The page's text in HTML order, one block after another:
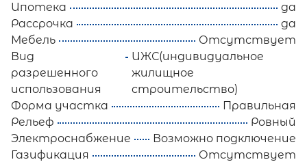
Ипотека
да
Рассрочка
да
Мебель
Отсутствует
Вид
разрешенного
использования
ИЖС(индивидуальное
жилищное
строительство)
Форма участка
Правильная
Рельеф
Ровный
Электроснабжение
Возможно подключение
Газификация
Отсутствует